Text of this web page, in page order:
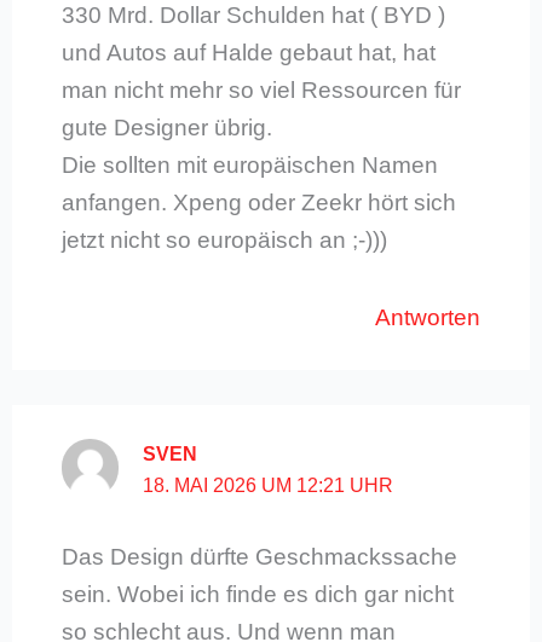
330 Mrd. Dollar Schulden hat ( BYD )
und Autos auf Halde gebaut hat, hat
man nicht mehr so viel Ressourcen für
gute Designer übrig.
Die sollten mit europäischen Namen
anfangen. Xpeng oder Zeekr hört sich
jetzt nicht so europäisch an ;-)))
Antworten
SVEN
18. MAI 2026 UM 12:21 UHR
Das Design dürfte Geschmackssache
sein. Wobei ich finde es dich gar nicht
so schlecht aus. Und wenn man